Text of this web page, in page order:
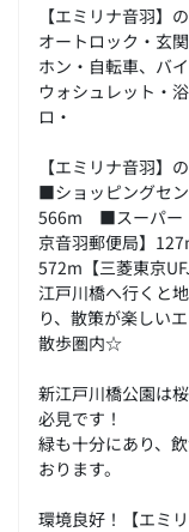
【エミリナ音羽】
オートロック・玄
ホン・自転車、バ
ウォシュレット・
ロ・
【エミリナ音羽】
■ショッピングセン
566m ■スーパー
京音羽郵便局】
572m【三菱東京
江戸川橋へ行くと
り、散策が楽しい
散歩圏内☆
新江戸川橋公園は
必見です！
緑も十分にあり、
おります。
環境良好！【エミ